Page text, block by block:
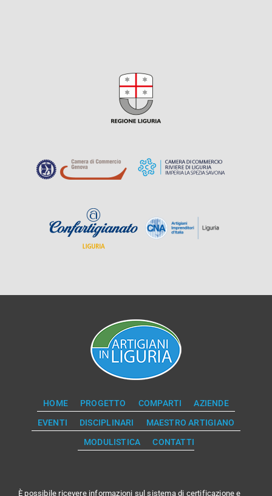
HOME PROGETTO COMPARTI
AZIENDE
EVENTI
DISCIPLINARI
MAESTRO ARTIGIANO
MODULISTICA
CONTATTI
È possibile ricevere informazioni sul sistema di certificazione e